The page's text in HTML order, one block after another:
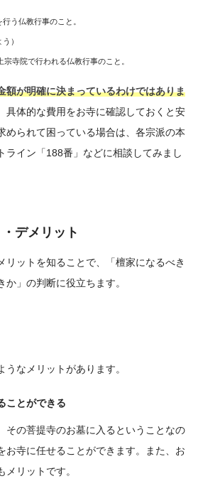
う仏教行事のこと。
）
宗寺院で行われる仏教行事のこと。
額が明確に決まっているわけではありま
具体的な費用をお寺に確認しておくと安
められて困っている場合は、各宗派の本
ライン「188番」などに相談してみまし
デメリット
リットを知ることで、「檀家になるべき
」の判断に役立ちます。
なメリットがあります。
ことができる
その菩提寺のお墓に入るということなの
お寺に任せることができます。また、お
リットです。